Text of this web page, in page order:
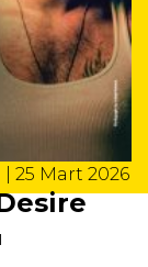
| 25 Mart 2026